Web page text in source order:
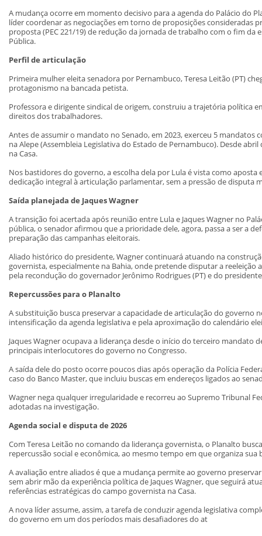
A mudança ocorre em momento decisivo para a agenda do Palácio do
líder coordenar as negociações em torno de proposições consideradas
proposta (PEC 221/19) de redução da jornada de trabalho com o fim da
Pública.
Perfil de articulação
Primeira mulher eleita senadora por Pernambuco, Teresa Leitão (PT)
protagonismo na bancada petista.
Professora e dirigente sindical de origem, construiu a trajetória política
direitos dos trabalhadores.
Antes de assumir o mandato no Senado, em 2023, exerceu 5 mandatos
na Alepe (Assembleia Legislativa do Estado de Pernambuco). Desde
na Casa.
Nos bastidores do governo, a escolha dela por Lula é vista como
dedicação integral à articulação parlamentar, sem a pressão de disputa
Saída planejada de Jaques Wagner
A transição foi acertada após reunião entre Lula e Jaques Wagner no
pública, o senador afirmou que a prioridade dele, agora, passa a ser a
preparação das campanhas eleitorais.
Aliado histórico do presidente, Wagner continuará atuando na
governista, especialmente na Bahia, onde pretende disputar a reeleição
pela recondução do governador Jerônimo Rodrigues (PT) e do
Repercussões para o Planalto
A substituição busca preservar a capacidade de articulação do governo
intensificação da agenda legislativa e pela aproximação do calendário
Jaques Wagner ocupava a liderança desde o início do terceiro mandato
principais interlocutores do governo no Congresso.
A saída dele do posto ocorre poucos dias após operação da Polícia
caso do Banco Master, que incluiu buscas em endereços ligados ao
Wagner nega qualquer irregularidade e recorreu ao Supremo Tribunal
adotadas na investigação.
Agenda social e disputa de 2026
Com Teresa Leitão no comando da liderança governista, o Planalto
repercussão social e econômica, ao mesmo tempo em que organiza sua
A avaliação entre aliados é que a mudança permite ao governo
sem abrir mão da experiência política de Jaques Wagner, que seguirá
referências estratégicas do campo governista na Casa.
A nova líder assume, assim, a tarefa de conduzir agenda legislativa
do governo em um dos períodos mais desafiadores do at